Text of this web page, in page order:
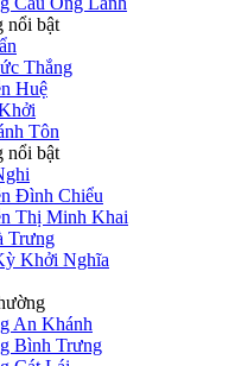
nổi bật
Thắng
Huệ
Tôn
nổi bật
Đình Chiểu
Thị Minh Khai
Trưng
Khởi Nghĩa
An Khánh
Bình Trưng